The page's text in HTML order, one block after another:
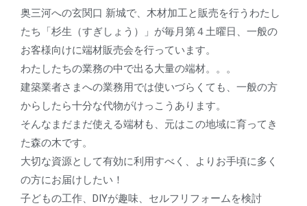
奥三河への玄関口 新城で、木材加工と販売を行うわたし
たち「杉生（すぎしょう）」 が毎月第４土曜日、一般の
お客様向けに端材販売会を行っています。
わたしたちの業務の中で出る大量の端材。。。
建築業者さまへの業務用では使いづらくても、一般の方
からしたら十分な代物がけっこうあります。
そんなまだまだ使える端材も、 元はこの地域に育ってき
た森の木です。
大切な資源として有効に利用すべく、
よりお手頃に多く
の方にお届けしたい！
子どもの工作、DIYが趣味、セルフリフォームを検討